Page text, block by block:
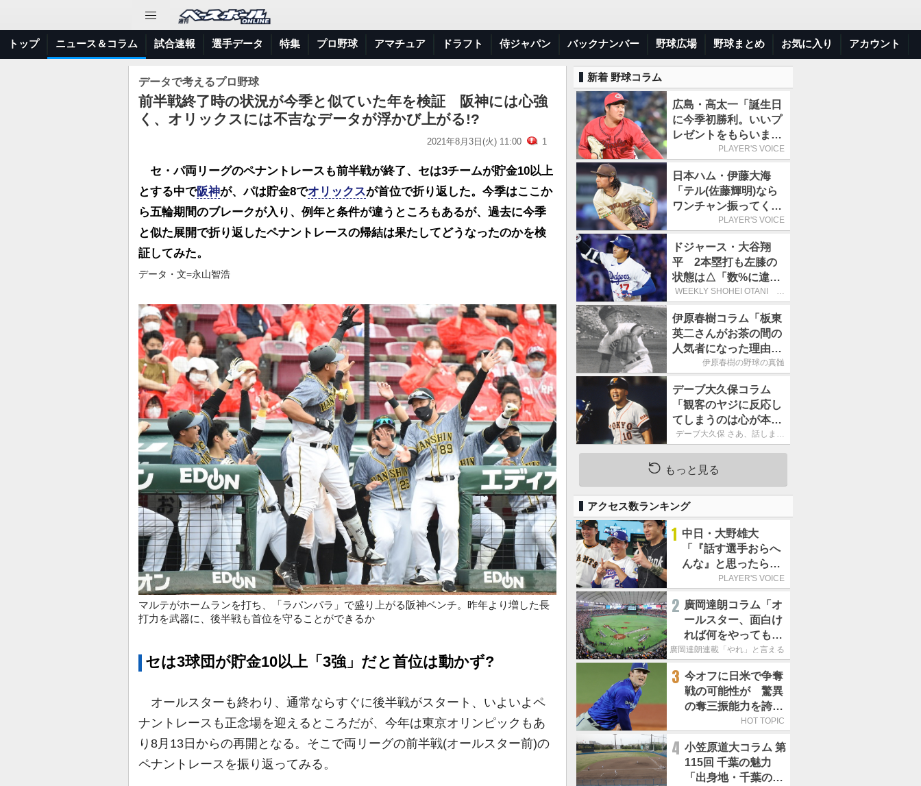
トップ ニュース＆コラム 試合速報 選手データ 特集 プロ野球 アマチュア ドラフト 侍ジャパン バックナンバー 野球広場 野球まとめ お気に入り アカウント
データで考えるプロ野球
前半戦終了時の状況が今季と似ていた年を検証 阪神には心強
く、オリックスには不吉なデータが浮かび上がる!?
2021年8月3日(火) 11:00 1
セ・パ両リーグのペナントレースも前半戦が終了、セは3チームが貯金10以上
とする中で阪神が、パは貯金8でオリックスが首位で折り返した。今季はここか
ら五輪期間のブレークが入り、例年と条件が違うところもあるが、過去に今季
と似た展開で折り返したペナントレースの帰結は果たしてどうなったのかを検
証してみた。
データ・文=永山智浩
マルテがホームランを打ち、「ラパンパラ」で盛り上がる阪神ベンチ。昨年より増した長
打力を武器に、後半戦も首位を守ることができるか
セは3球団が貯金10以上「3強」だと首位は動かず?
オールスターも終わり、通常ならすぐに後半戦がスタート、いよいよペ
ナントレースも正念場を迎えるところだが、今年は東京オリンピックもあ
り8月13日からの再開となる。そこで両リーグの前半戦(オールスター前)の
ペナントレースを振り返ってみる。
新着 野球コラム
広島・高太一「誕生日
に今季初勝利。いいプ
レゼントをもらいまし
た」／バースデー星
PLAYER'S VOICE
日本ハム・伊藤大海
「テル(佐藤輝明)なら
ワンチャン振ってくれ
るかなと思って超スロ
た」／魔球
PLAYER'S VOICE
ドジャース・大谷翔
平 2本塁打も左膝の
状態は△「数%に違和
感があるなら、まだ休
針」
WEEKLY SHOHEI OTANI 二
刀流で呼び込む3連覇
伊原春樹コラム「板東
英二さんがお茶の間の
人気者になった理由
甲子園の伝説、中日の
手放さなかった」
伊原春樹の野球の真髄
デーブ大久保コラム
「観客のヤジに反応し
てしまうのは心が本当
に純粋だからなので
デーブ大久保 さあ、話しまし
ょう！
もっと見る
アクセス数ランキング
1 中日・大野雄大
「『話す選手おらへ
んな』と思ったら坂
本勇人が来た！」／
PLAYER'S VOICE
2 廣岡達朗コラム「オ
ールスター、面白け
れば何をやってもい
いという発想は大間
廣岡達朗連載「やれ」と言える信念
3 今オフに日米で争奪
戦の可能性が 驚異
の奪三振能力を誇る
「最速160キロ右
HOT TOPIC
4 小笠原道大コラム 第
115回 千葉の魅力
「出身地・千葉の話